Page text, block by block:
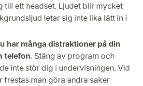
till ett headset. Ljudet blir mycket
letar sig inte lika lätt in i
har många distraktioner på din
telefon. Stäng av program och
inte stör dig i undervisningen. Vid
frestas man göra andra saker